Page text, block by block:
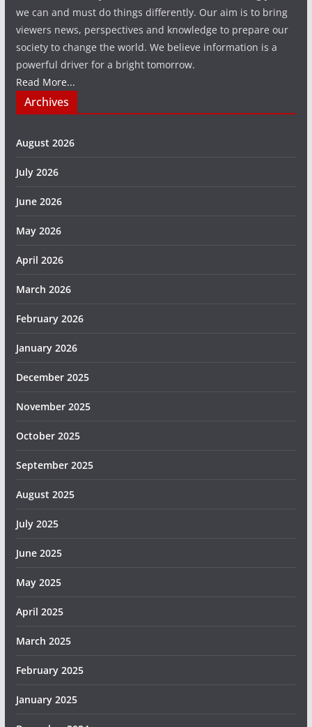
we can and must do things differently. Our aim is to bring
viewers news, perspectives and knowledge to prepare our
society to change the world. We believe information is a
powerful driver for a bright tomorrow.
Read More...
Archives
August 2026
July 2026
June 2026
May 2026
April 2026
March 2026
February 2026
January 2026
December 2025
November 2025
October 2025
September 2025
August 2025
July 2025
June 2025
May 2025
April 2025
March 2025
February 2025
January 2025